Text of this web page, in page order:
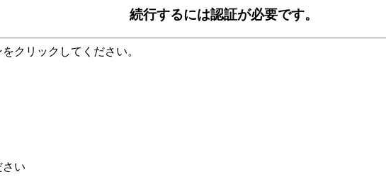
続行するには認証が必要です。
クリックしてください。
い